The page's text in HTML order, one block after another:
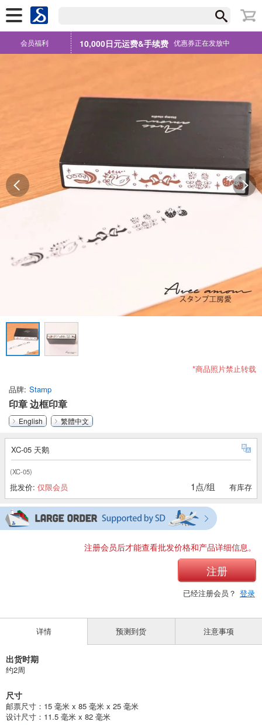
会员福利 10,000日元运费&手续费 优惠券正在发放中
*商品照片禁止转载
品牌 Stamp
印章 边框印章
English 繁體中文
XC-05 天鹅
(XC-05)
批发价: 仅限会员 1点/组 有库存
注册会员后才能查看批发价格和产品详细信息。
注册
已经注册会员？ 登录
详情
出货时期
约2周
尺寸
邮票尺寸：15 毫米 x 85 毫米 x 25 毫米
设计尺寸：11.5 毫米 x 82 毫米
预测到货 注意事项